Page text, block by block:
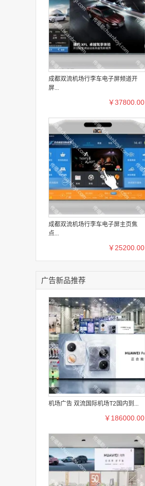
成都双流机场行李车电子屏频道开
屏...
￥37800.00
成都双流机场行李车电子屏主页焦
点...
￥25200.00
广告新品推荐
机场广告 双流国际机场T2国内到...
￥186000.00